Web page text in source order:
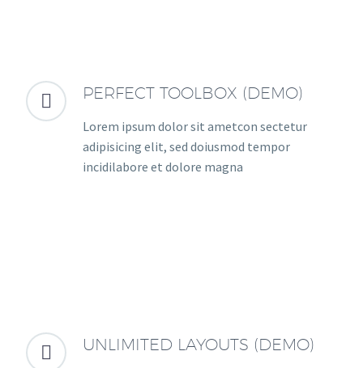

 PERFECT TOOLBOX (DEMO)
Lorem ipsum dolor sit ametcon sectetur
adipisicing elit, sed doiusmod tempor
incidilabore et dolore magna

 UNLIMITED LAYOUTS (DEMO)